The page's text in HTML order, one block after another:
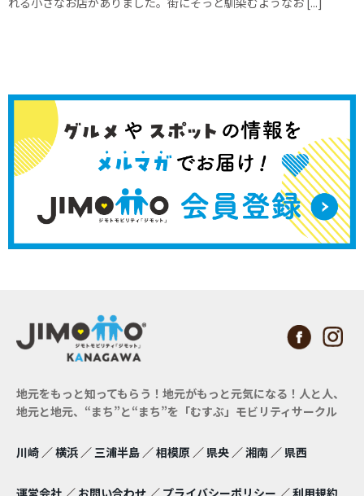
地元をもっと知ってもらう！地元がもっと元気になる！ 人と人、
地元と地元、“まち”と“まち”を「むすぶ」モビリティサークル
川崎 ／横浜 ／三浦半島 ／相模原 ／県央 ／湘南 ／県西